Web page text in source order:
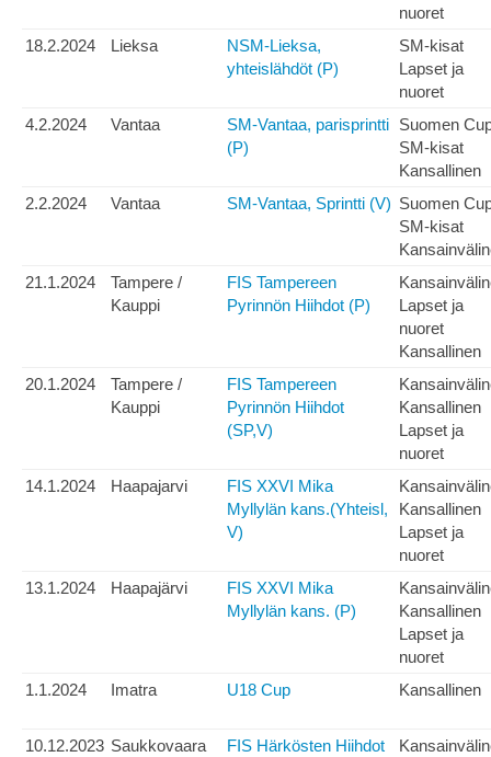
nuoret
18.2.2024
Lieksa
NSM-Lieksa,
yhteislähdöt (P)
SM-kisat
Lapset ja
nuoret
4.2.2024
Vantaa
SM-Vantaa, parisprintti
(P)
Suomen
SM-kisat
Kansallinen
2.2.2024
Vantaa SM-Vantaa, Sprintti (V) Suomen
SM-kisat
21.1.2024
Tampere /
Kauppi
FIS Tampereen
Pyrinnön Hiihdot (P)
Lapset ja
nuoret
Kansallinen
20.1.2024
Tampere /
Kauppi
FIS Tampereen
Pyrinnön Hiihdot
(SP,V)
Kansallinen
Lapset ja
nuoret
14.1.2024
Haapajarvi
FIS XXVI Mika
Myllylän kans.(Yhteisl,
V)
Kansallinen
Lapset ja
nuoret
13.1.2024
Haapajärvi
FIS XXVI Mika
Myllylän kans. (P)
Kansallinen
Lapset ja
nuoret
1.1.2024
Imatra U18 Cup Kansallinen
10.12.2023 Saukkovaara
FIS Härkösten Hiihdot